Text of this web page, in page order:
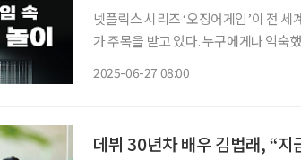
넷플릭스 시리즈 ‘오징어게임’이 전
가 주목을 받고 있다. 누구에게나 익숙
2025-06-27 08:00
데뷔 30년차 배우 김법래, “지